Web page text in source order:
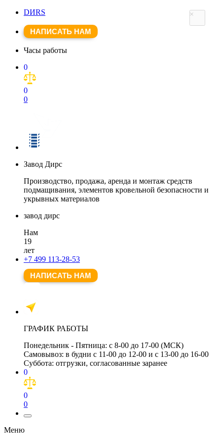
DИRS
НАПИСАТЬ НАМ
Часы работы
0
0
0
Завод Дирс
Производство, продажа, аренда и монтаж средств
подмащивания, элементов кровельной безопасности и
укрывных материалов
завод дирс
Нам
19
лет
+7 499 113-28-53
НАПИСАТЬ НАМ
ГРАФИК РАБОТЫ
Понедельник - Пятница: с 8-00 до 17-00 (МСК)
Самовывоз: в будни с 11-00 до 12-00 и с 13-00 до 16-00
Суббота: отгрузки, согласованные заранее
0
0
0
Меню
×